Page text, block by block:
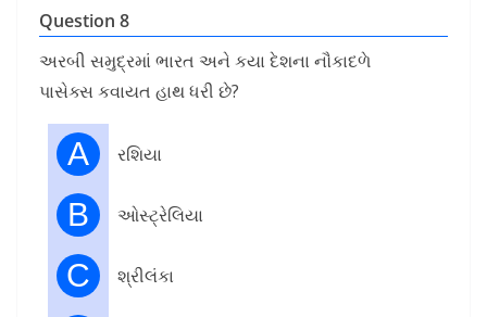
Question 8
અરબી સમુદ્રમાં ભારત અને કયા દેશના નૌકાદળે
પાસેક્સ કવાયત હાથ ધરી છે?
A રશિયા
B ઓસ્ટ્રેલિયા
C શ્રીલંકા